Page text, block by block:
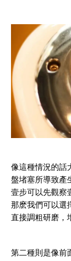
像這種情況的話
盤堵塞所導致產
壹步可以先觀察
那麽我們可以選
直接調粗研磨，
第二種則是像前